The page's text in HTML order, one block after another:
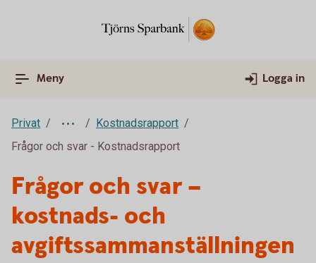
Meny Logga in
Privat
Kostnadsrapport
Frågor och svar - Kostnadsrapport
Frågor och svar –
kostnads- och
avgiftssammanställningen